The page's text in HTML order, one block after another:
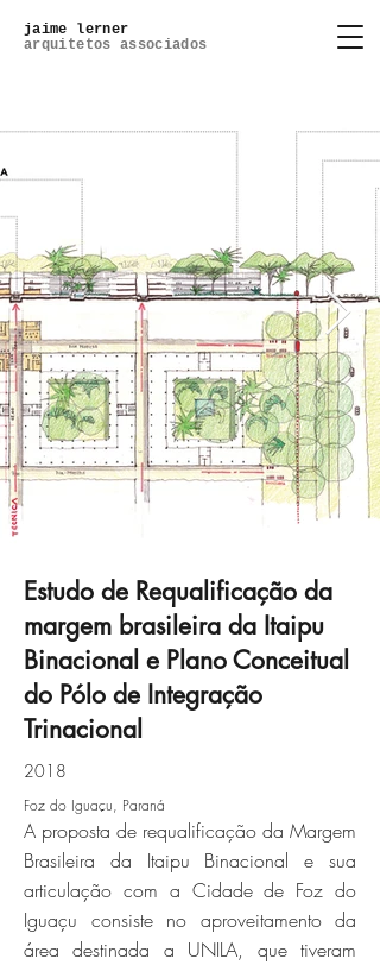
jaime lerner
arquitetos associados
2018.04.04-relatorio-129.jpg
Estudo de Requalificação da
margem brasileira da Itaipu
Binacional e Plano Conceitual
do Pólo de Integração
Trinacional
2018
Foz do Iguaçu, Paraná
A proposta de requalificação da Margem
Brasileira da Itaipu Binacional e sua
articulação com a Cidade de Foz do
Iguaçu consiste no aproveitamento da
área destinada a UNILA, que tiveram